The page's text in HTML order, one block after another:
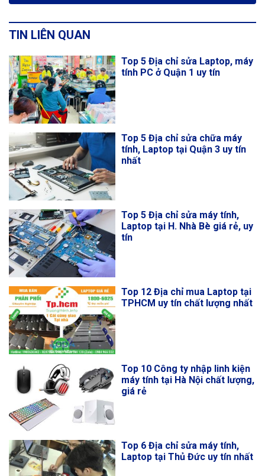
TIN LIÊN QUAN
Top 5 Địa chỉ sửa Laptop, máy
tính PC ở Quận 1 uy tín
Top 5 Địa chỉ sửa chữa máy
tính, Laptop tại Quận 3 uy tín
nhất
Top 5 Địa chỉ sửa máy tính,
Laptop tại H. Nhà Bè giá rẻ, uy
tín
Top 12 Địa chỉ mua Laptop tại
TPHCM uy tín chất lượng nhất
Top 10 Công ty nhập linh kiện
máy tính tại Hà Nội chất lượng,
giá rẻ
Top 6 Địa chỉ sửa máy tính,
Laptop tại Thủ Đức uy tín nhất